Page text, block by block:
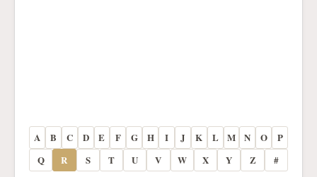
A B C D E F G H I J K L M N O
P
Q
R S T U V W X Y Z #